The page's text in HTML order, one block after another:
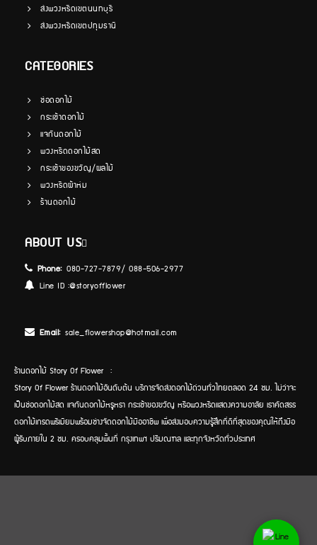
ส่งพวงหรีดเขตนนทบุรี
ส่งพวงหรีดเขตปทุมธานี
CATEGORIES
ช่อดอกไม้
กระเช้าดอกไม้
แจกันดอกไม้
พวงหรีดดอกไม้สด
กระเช้าของขวัญ/ผลไม้
พวงหรีดผ้าห่ม
ร้านดอกไม้
ABOUT US
Phone:080-727-7879/ 088-506-2977
Line ID :@storyofflower
Email: sale_flowershop@hotmail.com
ร้านดอกไม้ Story Of Flower :
Story Of Flower ร้านดอกไม้อันดับต้น บริการจัดส่งดอกไม้ด่วนทั่วไทยตลอด 24 ชม. ไม่ว่าจะ
เป็นช่อดอกไม้สด แจกันดอกไม้หรูหรา กระเช้าของขวัญ หรือพวงหรีดแสดงความอาลัย เราคัดสรร
ดอกไม้เกรดพรีเมียมพร้อมช่างจัดดอกไม้มืออาชีพ เพื่อส่งมอบความรู้สึกที่ดีที่สุดของคุณให้ถึงมือ
ผู้รับภายใน 2 ชม. ครอบคลุมพื้นที่ กรุงเทพฯ ปริมณฑล และทุกจังหวัดทั่วประเทศ